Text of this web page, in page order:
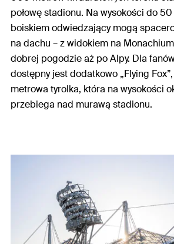
połowę stadionu. Na wysokości do
boiskiem odwiedzający mogą
na dachu – z widokiem na
dobrej pogodzie aż po Alpy. Dla
dostępny jest dodatkowo „Flying
metrowa tyrolka, która na wysokości
przebiega nad murawą stadionu.